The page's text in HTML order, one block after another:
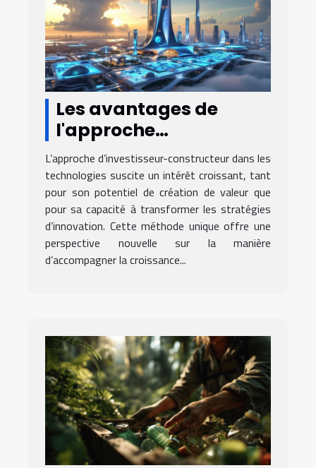
Les avantages de
l'approche
d’investisseur-
constructeur dans les
technologies
L’approche d’investisseur-constructeur dans les
technologies suscite un intérêt croissant, tant
pour son potentiel de création de valeur que
pour sa capacité à transformer les stratégies
d’innovation. Cette méthode unique offre une
perspective nouvelle sur la manière
d’accompagner la croissance...